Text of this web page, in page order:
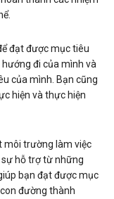
đạt được mục tiêu
hướng đi của mình và
của mình. Bạn cũng
hiện và thực hiện
môi trường làm việc
hỗ trợ từ những
bạn đạt được mục
đường thành